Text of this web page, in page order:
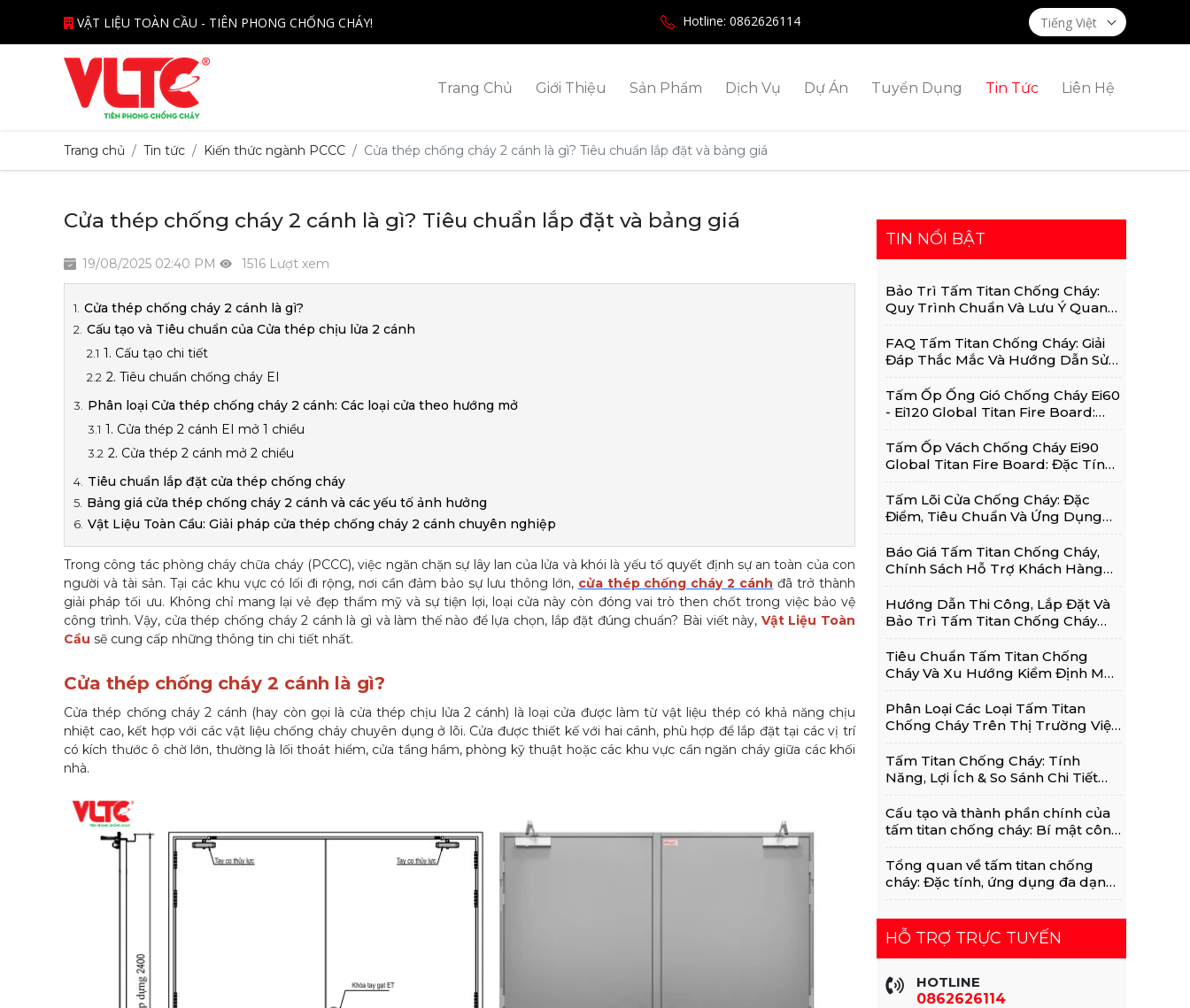
VẬT LIỆU TOÀN CẦU - TIÊN PHONG CHỐNG CHÁY! Hotline: 0862626114 Tiếng Việt
Trang Chủ Giới Thiệu Sản Phẩm Dịch Vụ Dự Án Tuyển Dụng Tin Tức Liên Hệ
Trang chủ Tin tức Kiến thức ngành PCCC Cửa thép chống cháy 2 cánh là gì? Tiêu chuẩn lắp đặt và bảng giá
Cửa thép chống cháy 2 cánh là gì? Tiêu chuẩn lắp đặt và bảng giá
19/08/2025 02:40 PM 1516 Lượt xem
Cửa thép chống cháy 2 cánh là gì?
Cấu tạo và Tiêu chuẩn của Cửa thép chịu lửa 2 cánh
1. Cấu tạo chi tiết
2. Tiêu chuẩn chống cháy EI
Phân loại Cửa thép chống cháy 2 cánh: Các loại cửa theo hướng mở
1. Cửa thép 2 cánh EI mở 1 chiều
2. Cửa thép 2 cánh mở 2 chiều
Tiêu chuẩn lắp đặt cửa thép chống cháy
Bảng giá cửa thép chống cháy 2 cánh và các yếu tố ảnh hưởng
Vật Liệu Toàn Cầu: Giải pháp cửa thép chống cháy 2 cánh chuyên nghiệp
Trong công tác phòng cháy chữa cháy (PCCC), việc ngăn chặn sự lây lan của lửa và khói là yếu tố quyết định sự an toàn của con
người và tài sản. Tại các khu vực có lối đi rộng, nơi cần đảm bảo sự lưu thông lớn, cửa thép chống cháy 2 cánh đã trở thành
giải pháp tối ưu. Không chỉ mang lại vẻ đẹp thẩm mỹ và sự tiện lợi, loại cửa này còn đóng vai trò then chốt trong việc bảo vệ
công trình. Vậy, cửa thép chống cháy 2 cánh là gì và làm thế nào để lựa chọn, lắp đặt đúng chuẩn? Bài viết này, Vật Liệu Toàn
Cầu sẽ cung cấp những thông tin chi tiết nhất.
Cửa thép chống cháy 2 cánh là gì?
Cửa thép chống cháy 2 cánh (hay còn gọi là cửa thép chịu lửa 2 cánh) là loại cửa được làm từ vật liệu thép có khả năng chịu
nhiệt cao, kết hợp với các vật liệu chống cháy chuyên dụng ở lõi. Cửa được thiết kế với hai cánh, phù hợp để lắp đặt tại các vị trí
có kích thước ô chờ lớn, thường là lối thoát hiểm, cửa tầng hầm, phòng kỹ thuật hoặc các khu vực cần ngăn cháy giữa các khối
nhà.
TIN NỔI BẬT
Bảo Trì Tấm Titan Chống Cháy:
Quy Trình Chuẩn Và Lưu Ý Quan
FAQ Tấm Titan Chống Cháy: Giải
Đáp Thắc Mắc Và Hướng Dẫn Sử
Tấm Ốp Ống Gió Chống Cháy Ei60
- Ei120 Global Titan Fire Board:
Tấm Ốp Vách Chống Cháy Ei90
Global Titan Fire Board: Đặc Tính,
Tấm Lõi Cửa Chống Cháy: Đặc
Điểm, Tiêu Chuẩn Và Ứng Dụng
Báo Giá Tấm Titan Chống Cháy,
Chính Sách Hỗ Trợ Khách Hàng
Dụng Hiệu Quả
Hướng Dẫn Thi Công, Lắp Đặt Và
Bảo Trì Tấm Titan Chống Cháy
Tiêu Chuẩn Tấm Titan Chống
Cháy Và Xu Hướng Kiểm Định Mới
Phân Loại Các Loại Tấm Titan
Chống Cháy Trên Thị Trường Việt
Tấm Titan Chống Cháy: Tính
Năng, Lợi Ích & So Sánh Chi Tiết
Cấu tạo và thành phần chính của
tấm titan chống cháy: Bí mật công
Tổng quan về tấm titan chống
cháy: Đặc tính, ứng dụng đa dạng
HỖ TRỢ TRỰC TUYẾN
HOTLINE
0862626114